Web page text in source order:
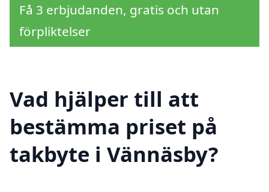
Få 3 erbjudanden, gratis och utan
förpliktelser
Vad hjälper till att
bestämma priset på
takbyte i Vännäsby?